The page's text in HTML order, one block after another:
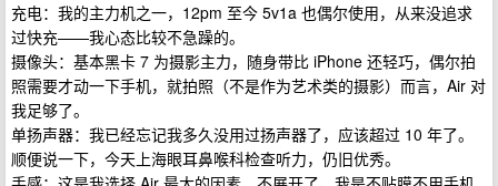
充电：我的主力机之一，12pm 至今 5v1a 也偶尔使用，从来没追求
过快充——我心态比较不急躁的。
摄像头：基本黑卡 7 为摄影主力，随身带比 iPhone 还轻巧，偶尔拍
照需要才动一下手机，就拍照（不是作为艺术类的摄影）而言，Air 对
我足够了。
单扬声器：我已经忘记我多久没用过扬声器了，应该超过 10 年了。
顺便说一下，今天上海眼耳鼻喉科检查听力，仍旧优秀。